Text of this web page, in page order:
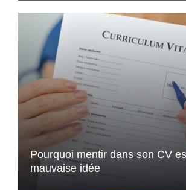
Pourquoi mentir dans son CV
mauvaise idée